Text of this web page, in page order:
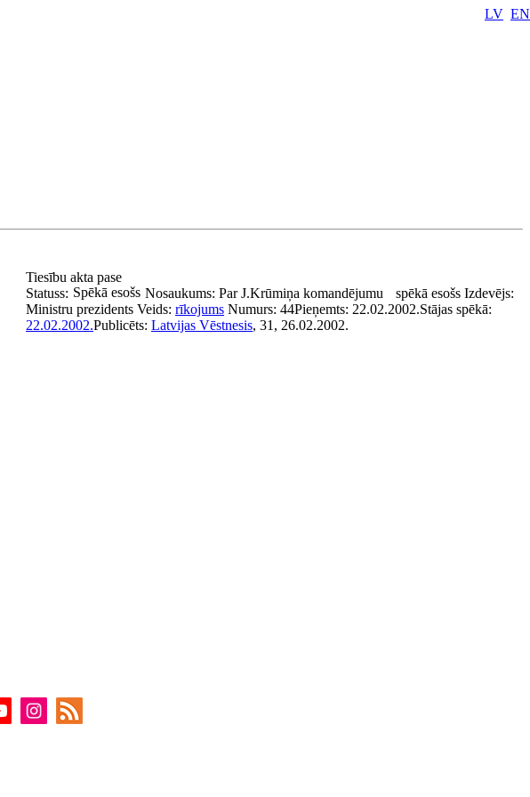
LV EN
Tiesību akta pase
Nosaukums: Par J.Krūmiņa komandējumu
Statuss: Spēkā esošs spēkā esošs Izdevējs:
Ministru prezidents Veids: rīkojums Numurs: 44Pieņemts: 22.02.2002.Stājas spēkā:
22.02.2002.Publicēts: Latvijas Vēstnesis, 31, 26.02.2002.